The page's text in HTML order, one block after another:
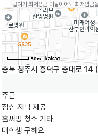
급여가 최저임금 미달이어도 최저임금
50m
충북 청주시 흥덕구 충대로 14
주급
점심 저녁 제공
홀써빙 청소 기타
대학생 구해요